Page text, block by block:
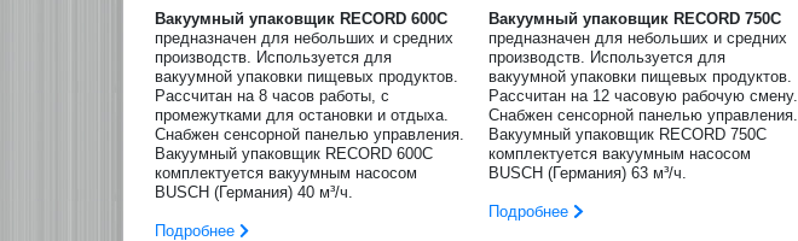
Вакуумный упаковщик RECORD 600C
предназначен для небольших и средних
производств. Используется для
вакуумной упаковки пищевых продуктов.
Рассчитан на 8 часов работы, с
промежутками для остановки и отдыха.
Снабжен сенсорной панелью управления.
Вакуумный упаковщик RECORD 600C
комплектуется вакуумным насосом
BUSCH (Германия) 40 м³/ч.
Подробнее
Вакуумный упаковщик RECORD 750C
предназначен для небольших и средних
производств. Используется для
вакуумной упаковки пищевых продуктов.
Рассчитан на 12 часовую рабочую смену.
Снабжен сенсорной панелью управления.
Вакуумный упаковщик RECORD 750C
комплектуется вакуумным насосом
BUSCH (Германия) 63 м³/ч.
Подробнее